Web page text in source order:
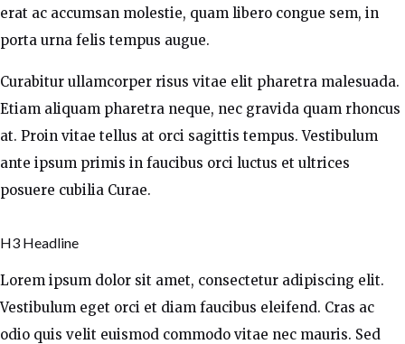
erat ac accumsan molestie, quam libero congue sem, in
porta urna felis tempus augue.
Curabitur ullamcorper risus vitae elit pharetra malesuada.
Etiam aliquam pharetra neque, nec gravida quam rhoncus
at. Proin vitae tellus at orci sagittis tempus. Vestibulum
ante ipsum primis in faucibus orci luctus et ultrices
posuere cubilia Curae.
H3 Headline
Lorem ipsum dolor sit amet, consectetur adipiscing elit.
Vestibulum eget orci et diam faucibus eleifend. Cras ac
odio quis velit euismod commodo vitae nec mauris. Sed